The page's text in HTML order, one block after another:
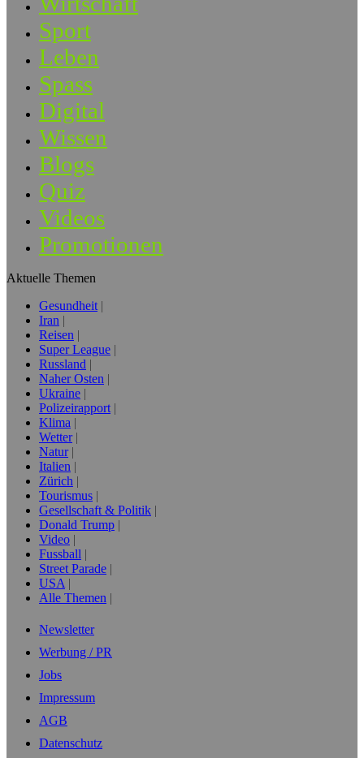
Sport
Leben
Spass
Digital
Wissen
Blogs
Quiz
Videos
Promotionen
Aktuelle Themen
Gesundheit
Iran
Reisen
Super League
Russland
Naher Osten
Ukraine
Polizeirapport
Klima
Wetter
Natur
Italien
Zürich
Tourismus
Gesellschaft & Politik
Donald Trump
Video
Fussball
Street Parade
USA
Alle Themen
Newsletter
Werbung / PR
Jobs
Impressum
AGB
Datenschutz